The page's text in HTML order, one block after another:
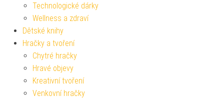
Technologické dárky
Wellness a zdraví
Dětské knihy
Hračky a tvoření
Chytré hračky
Hravé objevy
Kreativní tvoření
Venkovní hračky